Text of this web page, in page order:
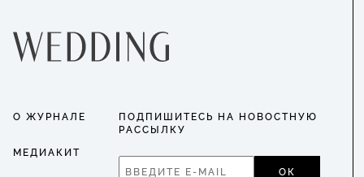
О ЖУРНАЛЕ
МЕДИАКИТ
ПОДПИШИТЕСЬ НА НОВОСТНУЮ
РАССЫЛКУ
ОК